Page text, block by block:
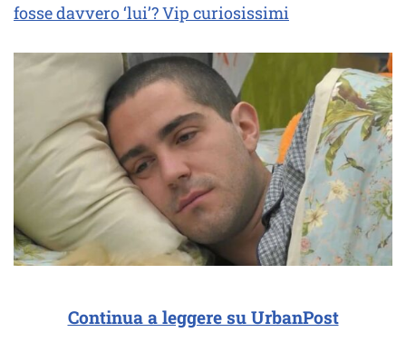
fosse davvero ‘lui’? Vip curiosissimi
Continua a leggere su UrbanPost